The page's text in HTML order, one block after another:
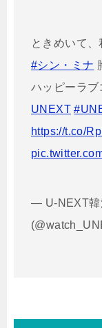
ときめいて
#シン・ミナ
ハッピーラブ
UNEXT
https://t.co/
— U-NEXT韓